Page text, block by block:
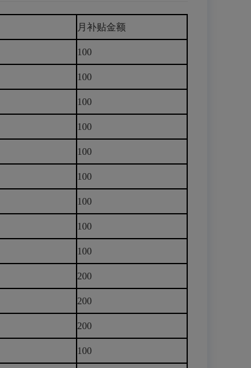
月补贴金额
100
100
100
100
100
100
100
100
100
200
200
200
100